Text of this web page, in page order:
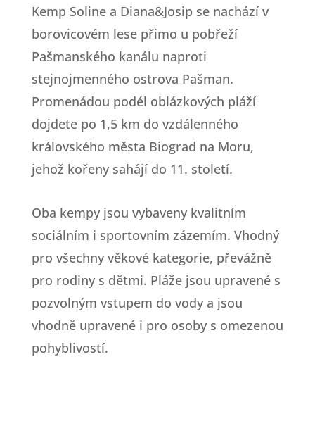
Kemp Soline a Diana&Josip se nachází v
borovicovém lese přimo u pobřeží
Pašmanského kanálu naproti
stejnojmenného ostrova Pašman.
Promenádou podél oblázkových pláží
dojdete po 1,5 km do vzdálenného
královského města Biograd na Moru,
jehož kořeny sahájí do 11. století.
Oba kempy jsou vybaveny kvalitním
sociálním i sportovním zázemím. Vhodný
pro všechny věkové kategorie, převážně
pro rodiny s dětmi. Pláže jsou upravené s
pozvolným vstupem do vody a jsou
vhodně upravené i pro osoby s omezenou
pohyblivostí.